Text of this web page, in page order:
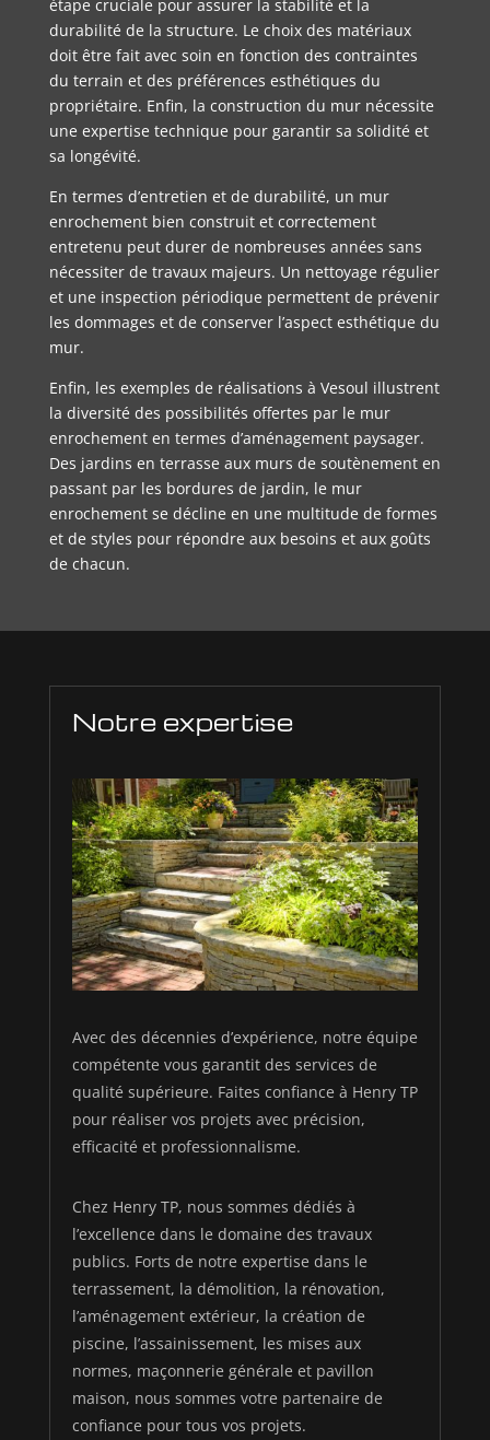
étape cruciale pour assurer la stabilité et la
durabilité de la structure. Le choix des matériaux
doit être fait avec soin en fonction des contraintes
du terrain et des préférences esthétiques du
propriétaire. Enfin, la construction du mur nécessite
une expertise technique pour garantir sa solidité et
sa longévité.
En termes d’entretien et de durabilité, un mur
enrochement bien construit et correctement
entretenu peut durer de nombreuses années sans
nécessiter de travaux majeurs. Un nettoyage régulier
et une inspection périodique permettent de prévenir
les dommages et de conserver l’aspect esthétique du
mur.
Enfin, les exemples de réalisations à Vesoul illustrent
la diversité des possibilités offertes par le mur
enrochement en termes d’aménagement paysager.
Des jardins en terrasse aux murs de soutènement en
passant par les bordures de jardin, le mur
enrochement se décline en une multitude de formes
et de styles pour répondre aux besoins et aux goûts
de chacun.
Notre expertise
Avec des décennies d’expérience, notre équipe
compétente vous garantit des services de
qualité supérieure. Faites confiance à Henry TP
pour réaliser vos projets avec précision,
efficacité et professionnalisme.
Chez Henry TP, nous sommes dédiés à
l’excellence dans le domaine des travaux
publics. Forts de notre expertise dans le
terrassement, la démolition, la rénovation,
l’aménagement extérieur, la création de
piscine, l’assainissement, les mises aux
normes, maçonnerie générale et pavillon
maison, nous sommes votre partenaire de
confiance pour tous vos projets.